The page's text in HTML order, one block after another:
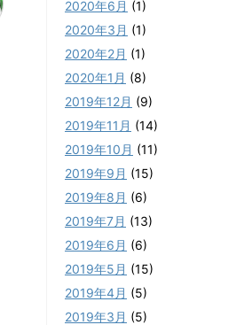
2020年6月 (1)
2020年3月 (1)
2020年2月 (1)
2020年1月 (8)
2019年12月 (9)
2019年11月 (14)
2019年10月 (11)
2019年9月 (15)
2019年8月 (6)
2019年7月 (13)
2019年6月 (6)
2019年5月 (15)
2019年4月 (5)
2019年3月 (5)